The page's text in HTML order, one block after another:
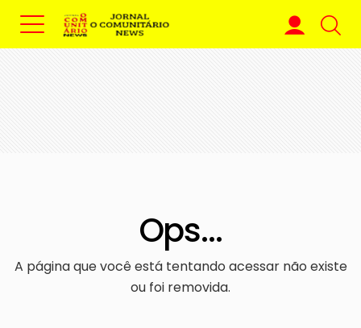
Ops...
A página que você está tentando acessar não existe
ou foi removida.